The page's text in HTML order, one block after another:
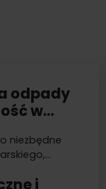
odpady
w
niezbędne
jest
i